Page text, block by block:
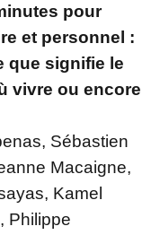
pour
et personnel :
que signifie le
vivre ou encore
Sébastien
Macaigne,
Kamel
Philippe